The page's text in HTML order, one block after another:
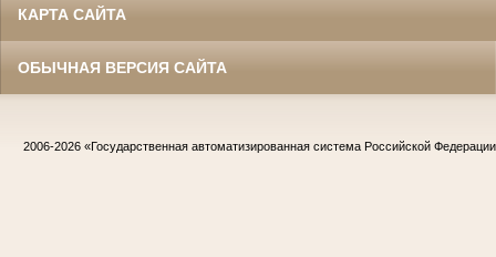
КАРТА САЙТА
ОБЫЧНАЯ ВЕРСИЯ САЙТА
2006-2026 «Государственная автоматизированная система Российской